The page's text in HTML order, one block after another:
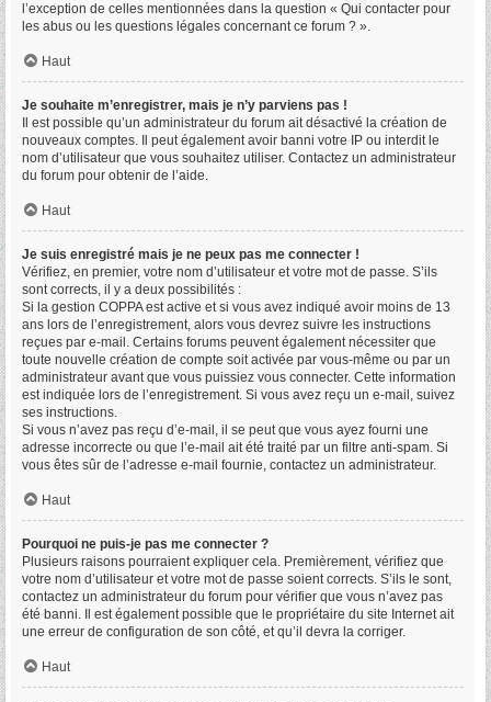
l’exception de celles mentionnées dans la question « Qui contacter pour
les abus ou les questions légales concernant ce forum ? ».
Haut
Je souhaite m’enregistrer, mais je n’y parviens pas !
Il est possible qu’un administrateur du forum ait désactivé la création de
nouveaux comptes. Il peut également avoir banni votre IP ou interdit le
nom d’utilisateur que vous souhaitez utiliser. Contactez un administrateur
du forum pour obtenir de l’aide.
Haut
Je suis enregistré mais je ne peux pas me connecter !
Vérifiez, en premier, votre nom d’utilisateur et votre mot de passe. S’ils
sont corrects, il y a deux possibilités :
Si la gestion COPPA est active et si vous avez indiqué avoir moins de 13
ans lors de l’enregistrement, alors vous devrez suivre les instructions
reçues par e-mail. Certains forums peuvent également nécessiter que
toute nouvelle création de compte soit activée par vous-même ou par un
administrateur avant que vous puissiez vous connecter. Cette information
est indiquée lors de l’enregistrement. Si vous avez reçu un e-mail, suivez
ses instructions.
Si vous n’avez pas reçu d’e-mail, il se peut que vous ayez fourni une
adresse incorrecte ou que l’e-mail ait été traité par un filtre anti-spam. Si
vous êtes sûr de l’adresse e-mail fournie, contactez un administrateur.
Haut
Pourquoi ne puis-je pas me connecter ?
Plusieurs raisons pourraient expliquer cela. Premièrement, vérifiez que
votre nom d’utilisateur et votre mot de passe soient corrects. S’ils le sont,
contactez un administrateur du forum pour vérifier que vous n’avez pas
été banni. Il est également possible que le propriétaire du site Internet ait
une erreur de configuration de son côté, et qu’il devra la corriger.
Haut